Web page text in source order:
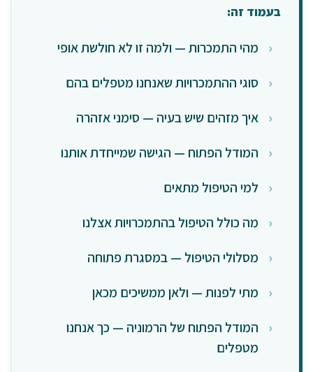
בעמוד זה:
מהי התמכרות — ולמה זו לא חולשת אופי
סוגי ההתמכרויות שאנחנו מטפלים בהם
איך מזהים שיש בעיה — סימני אזהרה
המודל הפתוח — הגישה שמייחדת אותנו
למי הטיפול מתאים
מה כולל הטיפול בהתמכרויות אצלנו
מסלולי הטיפול — במסגרת פתוחה
מתי לפנות — ולאן ממשיכים מכאן
המודל הפתוח של הרמוניה — כך אנחנו
מטפלים